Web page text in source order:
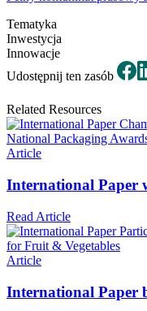
Tematyka
Inwestycja
Innowacje
Udostępnij ten zasób
Related Resources
Article
International Paper
Read Article
Article
International Paper